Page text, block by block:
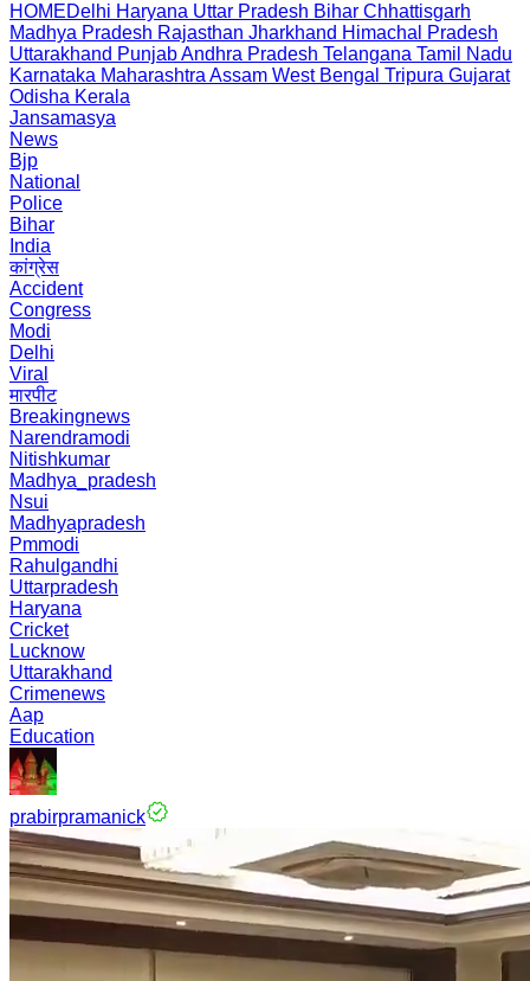
HOMEDelhi Haryana Uttar Pradesh Bihar Chhattisgarh
Madhya Pradesh Rajasthan Jharkhand Himachal Pradesh
Uttarakhand PunjabAndhra Pradesh Telangana Tamil Nadu
Karnataka Maharashtra Assam West Bengal Tripura Gujarat
Odisha Kerala
Jansamasya
News
Bjp
National
Police
Bihar
India
कांग्रेस
Accident
Congress
Modi
Delhi
Viral
मारपीट
Breakingnews
Narendramodi
Nitishkumar
Madhya_pradesh
Nsui
Madhyapradesh
Pmmodi
Rahulgandhi
Uttarpradesh
Haryana
Cricket
Lucknow
Uttarakhand
Crimenews
Aap
Education
prabirpramanick